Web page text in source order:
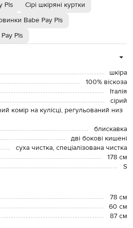
Pls
Сірі шкіряні куртки
Babe Pay Pls
Pls
шкіра
100% віскоза
Італія
сірий
комір на кулісці, регульований низ
блискавка
дві бокові кишені
суха чистка, спеціалізована чистка
178 см
S
78 см
60 см
87 см